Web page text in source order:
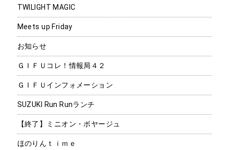
TWILIGHT MAGIC
Meets up Friday
お知らせ
ＧＩＦＵコレ！情報局４２
ＧＩＦＵインフォメーション
SUZUKI Run Runランチ
【終了】ミニオン・ボヤージュ
ほのりんｔｉｍｅ